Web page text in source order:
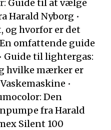
Guide til at vælge
Harald Nyborg •
og hvorfor er det
omfattende guide
• Guide til lightergas:
hvilke mærker er
•
Den
fra Harald
Silent 100